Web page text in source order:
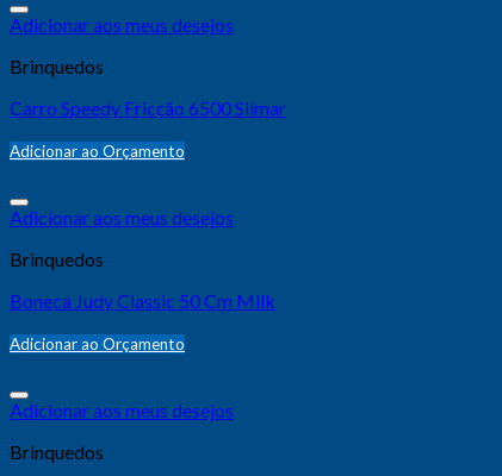
Adicionar aos meus desejos
Brinquedos
Carro Speedy Fricção 6500 Silmar
Adicionar ao Orçamento
Adicionar aos meus desejos
Brinquedos
Boneca Judy Classic 50 Cm Milk
Adicionar ao Orçamento
Adicionar aos meus desejos
Brinquedos